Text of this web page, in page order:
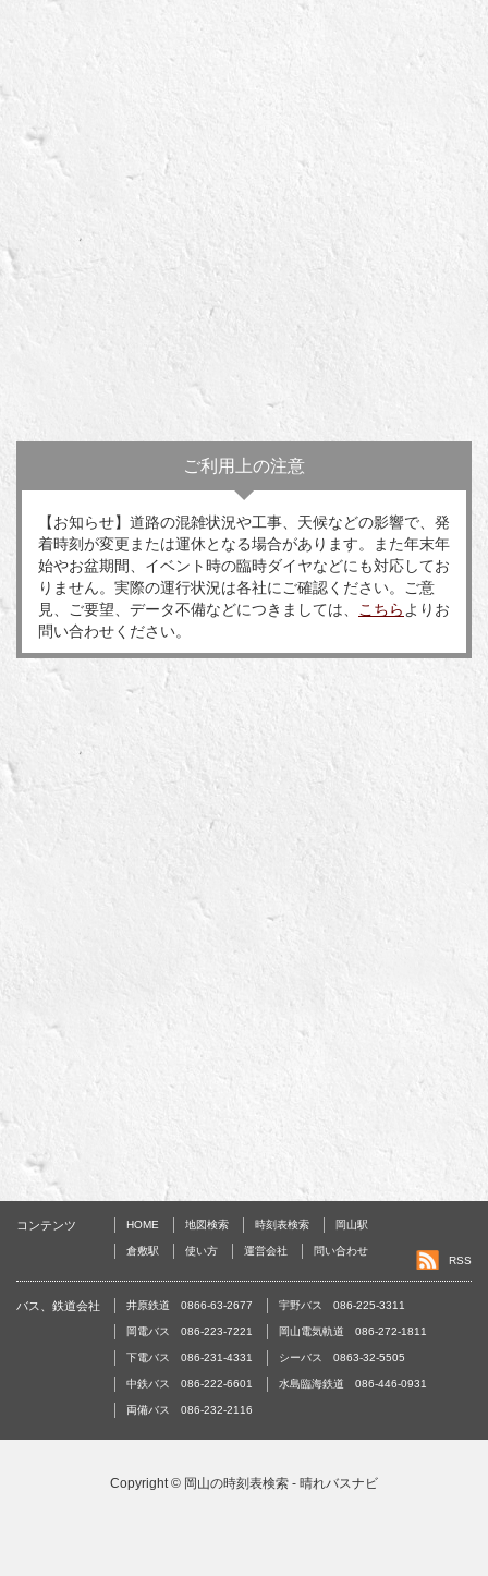
ご利用上の注意
【お知らせ】道路の混雑状況や工事、天候などの影響で、発
着時刻が変更または運休となる場合があります。また年末年
始やお盆期間、イベント時の臨時ダイヤなどにも対応してお
りません。実際の運行状況は各社にご確認ください。ご意
見、ご要望、データ不備などにつきましては、
こちら よりお
問い合わせください。
コンテンツ HOME 地図検索 時刻表検索 岡山駅
倉敷駅 使い方 運営会社
問い合わせ
RSS
バス、鉄道会社 井原鉄道 0866-63-2677 宇野バス 086-225-3311
岡電バス 086-223-7221 岡山電気軌道 086-272-1811
下電バス 086-231-4331 シーバス 0863-32-5505
中鉄バス 086-222-6601 水島臨海鉄道 086-446-0931
両備バス 086-232-2116
Copyright © 岡山の時刻表検索 - 晴れバスナビ